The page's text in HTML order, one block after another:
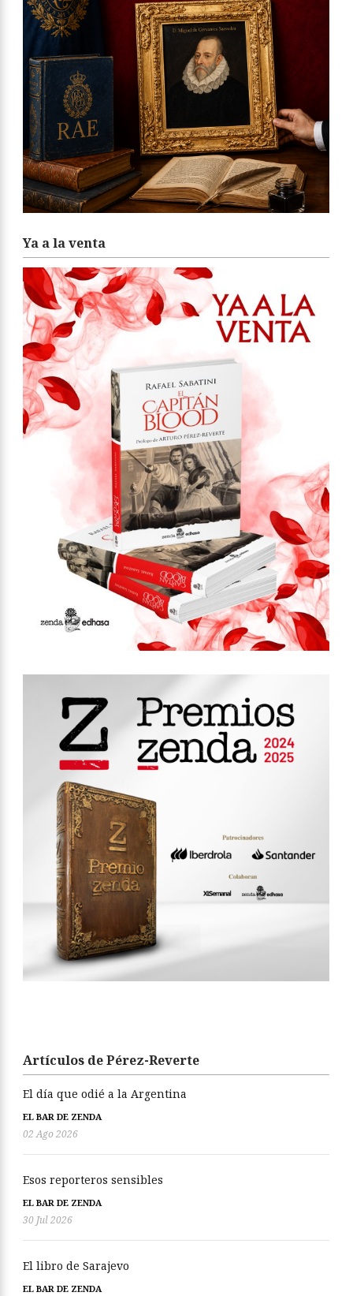
Ya a la venta
Artículos de Pérez-Reverte
El día que odié a la Argentina
EL BAR DE ZENDA
02 Ago 2026
Esos reporteros sensibles
EL BAR DE ZENDA
30 Jul 2026
El libro de Sarajevo
EL BAR DE ZENDA